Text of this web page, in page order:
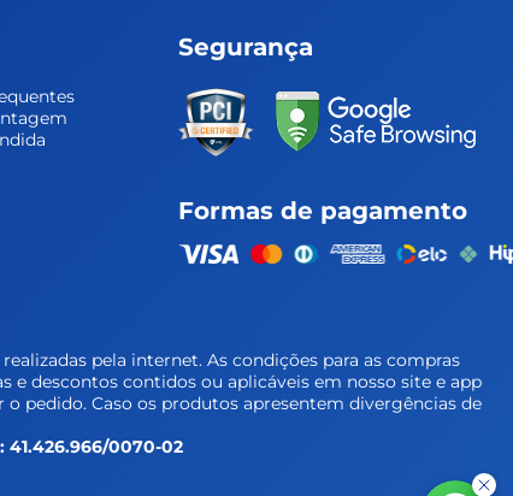
Segurança
Formas de pagamento
pela internet. As condições para as compras
e descontos contidos ou aplicáveis em nosso site e app
pedido. Caso os produtos apresentem divergências de
41.426.966/0070-02